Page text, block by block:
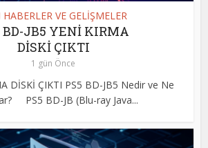
VE GELİŞMELER
BD-JB5 YENİ KIRMA
DİSKİ ÇIKTI
1 gün Önce
DİSKİ ÇIKTI PS5 BD-JB5 Nedir ve Ne
PS5 BD-JB (Blu-ray Java...